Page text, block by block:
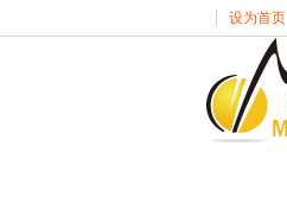
设为首页